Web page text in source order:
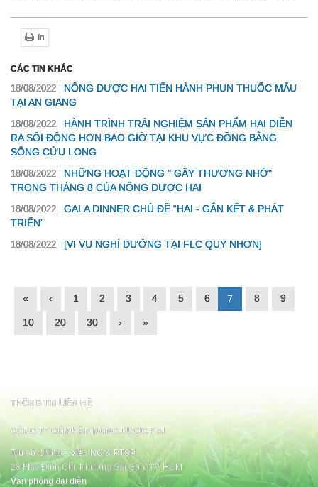
In
CÁC TIN KHÁC
18/08/2022
NÔNG DƯỢC HAI TIẾN HÀNH PHUN THUỐC MẪU
TẠI AN GIANG
18/08/2022
HÀNH TRÌNH TRẢI NGHIỆM SẢN PHẨM HAI DIỄN
RA SÔI ĐỘNG HƠN BAO GIỜ TẠI KHU VỰC ĐỒNG BẰNG
SÔNG CỬU LONG
18/08/2022
NHỮNG HOẠT ĐỘNG " GÂY THƯƠNG NHỚ"
TRONG THÁNG 8 CỦA NÔNG DƯỢC HAI
18/08/2022
GALA DINNER CHỦ ĐỀ “HAI - GẮN KẾT & PHÁT
TRIỂN”
18/08/2022 [VI VU NGHỈ DƯỠNG TẠI FLC QUY NHƠN]
« ‹ 1 2 3 4 5 6 7 8 9
10 20 30 › »
THÔNG TIN LIÊN HỆ
CÔNG TY CỔ PHẦN NÔNG DƯỢC HAI
Trụ sở chính – Viện NC & PTSP
28 Mạc Đĩnh Chi, Phường Sài Gòn, TP. HCM
Văn phòng đại diện